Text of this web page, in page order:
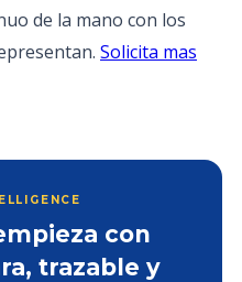
de la mano con los
Solicita mas
con
trazable y